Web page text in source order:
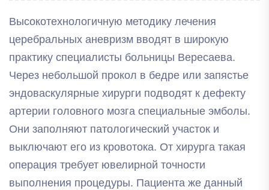
Высокотехнологичную методику лечения
церебральных аневризм вводят в широкую
практику специалисты больницы Вересаева.
Через небольшой прокол в бедре или запястье
эндоваскулярные хирурги подводят к дефекту
артерии головного мозга специальные эмболы.
Они заполняют патологический участок и
выключают его из кровотока. От хирурга такая
операция требует ювелирной точности
выполнения процедуры. Пациента же данный